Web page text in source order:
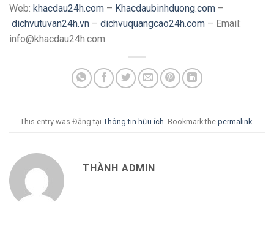
Web: khacdau24h.com – Khacdaubinhduong.com –
dichvutuvan24h.vn – dichvuquangcao24h.com – Email:
info@khacdau24h.com
This entry was Đăng tại Thông tin hữu ích . Bookmark the permalink
THÀNH ADMIN